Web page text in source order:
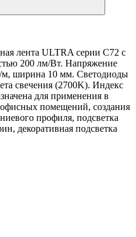
лента ULTRA серии C72 с
200 лм/Вт. Напряжение
ширина 10 мм. Светодиоды
свечения (2700K). Индекс
для применения в
помещений, создания
профиля, подсветка
декоративная подсветка